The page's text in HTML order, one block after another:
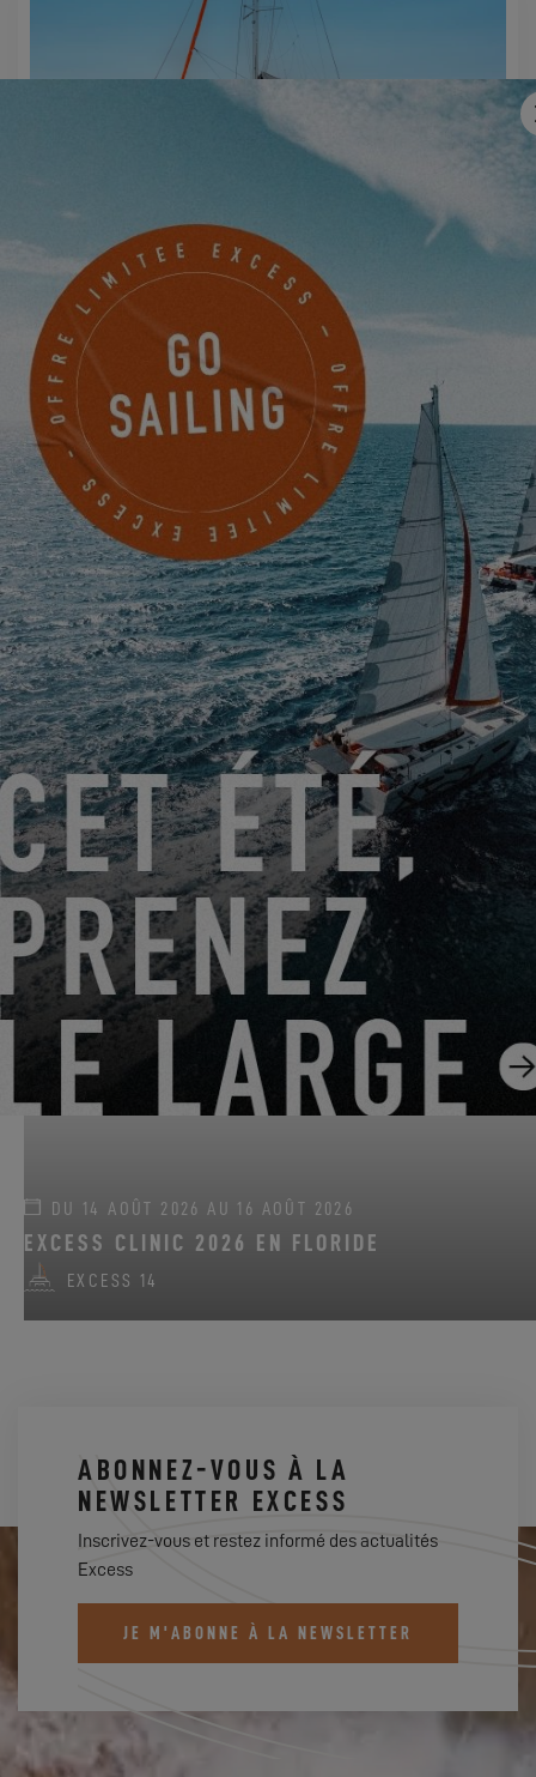
EXCESS 11
EXCESS 14
DU 22 JUIN 2026 AU 31 AOÛT 2026
GO SAILING AVEC EXCESS CET ÉTÉ !
EXCESS 11-EXCESS 13 EXCESS 14
DU 14 AOÛT 2026 AU 16 AOÛT 2026
EXCESS CLINIC 2026 EN FLORIDE
EXCESS 14
ABONNEZ-VOUS À LA
NEWSLETTER EXCESS
Inscrivez-vous et restez informé des actualités
Excess
JE M'ABONNE À LA NEWSLETTER